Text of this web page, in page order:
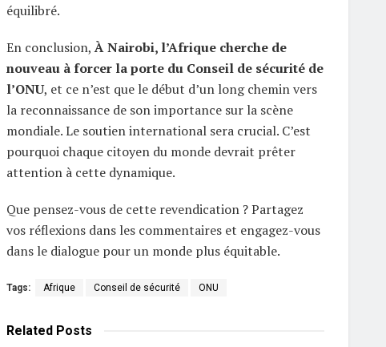
équilibré.
En conclusion,À Nairobi, l’Afrique cherche de
nouveau à forcer la porte du Conseil de sécurité de
l’ONU, et ce n’est que le début d’un long chemin vers
la reconnaissance de son importance sur la scène
mondiale. Le soutien international sera crucial. C’est
pourquoi chaque citoyen du monde devrait prêter
attention à cette dynamique.
Que pensez-vous de cette revendication ? Partagez
vos réflexions dans les commentaires et engagez-vous
dans le dialogue pour un monde plus équitable.
Tags: Afrique Conseil de sécurité ONU
RelatedPosts